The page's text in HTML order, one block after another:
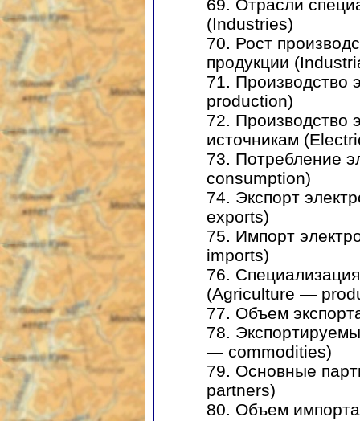
69. Отрасли
(Industries)
70. Рост
продукции
71. Производство
production)
72. Производство
источникам
73. Потребление
consumption)
74. Экспорт
exports)
75. Импорт
imports)
76.
(Agriculture —
77. Объем
78.
— commodities)
79. Основные
partners)
80. Объем